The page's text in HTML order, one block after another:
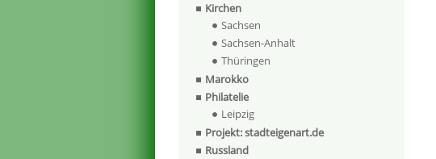
Kirchen
Sachsen
Sachsen-Anhalt
Thüringen
Marokko
Philatelie
Leipzig
Projekt: stadteigenart.de
Russland